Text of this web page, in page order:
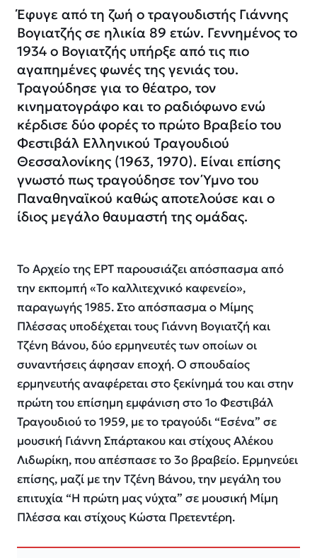
Έφυγε από τη ζωή ο τραγουδιστής Γιάννης
Βογιατζής σε ηλικία 89 ετών. Γεννημένος το
1934 ο Βογιατζής υπήρξε από τις πιο
αγαπημένες φωνές της γενιάς του.
Τραγούδησε για το θέατρο, τον
κινηματογράφο και το ραδιόφωνο ενώ
κέρδισε δύο φορές το πρώτο Βραβείο του
Φεστιβάλ Ελληνικού Τραγουδιού
Θεσσαλονίκης (1963, 1970). Είναι επίσης
γνωστό πως τραγούδησε τον Ύμνο του
Παναθηναϊκού καθώς αποτελούσε και ο
ίδιος μεγάλο θαυμαστή της ομάδας.
To Αρχείο της ΕΡΤ παρουσιάζει απόσπασμα από
την εκπομπή «Το καλλιτεχνικό καφενείο»,
παραγωγής 1985. Στο απόσπασμα ο Mίμης
Πλέσσας υποδέχεται τους Γιάννη Βογιατζή και
Τζένη Βάνου, δύο ερμηνευτές των οποίων οι
συναντήσεις άφησαν εποχή. Ο σπουδαίος
ερμηνευτής αναφέρεται στο ξεκίνημά του και στην
πρώτη του επίσημη εμφάνιση στο 1ο Φεστιβάλ
Τραγουδιού το 1959, με το τραγούδι “Εσένα” σε
μουσική Γιάννη Σπάρτακου και στίχους Αλέκου
Λιδωρίκη, που απέσπασε το 3ο βραβείο. Ερμηνεύει
επίσης, μαζί με την Τζένη Βάνου, την μεγάλη του
επιτυχία “Η πρώτη μας νύχτα” σε μουσική Μίμη
Πλέσσα και στίχους Κώστα Πρετεντέρη.